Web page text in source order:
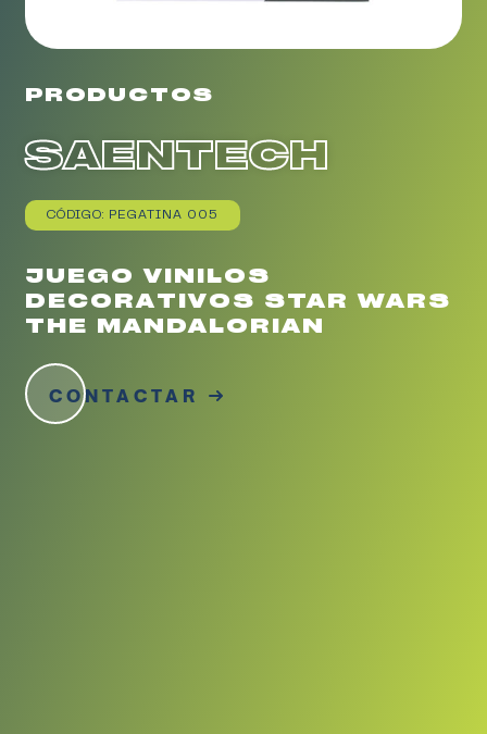
PRODUCTOS
SAENTECH
CÓDIGO: PEGATINA 005
JUEGO VINILOS
DECORATIVOS STAR WARS
THE MANDALORIAN
CONTACTAR